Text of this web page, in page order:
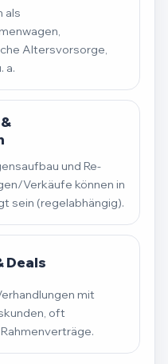
als
Altersvorsorge,
a.
und Re-
Verkäufe können in
sein (regelabhängig).
Deals
mit
oft